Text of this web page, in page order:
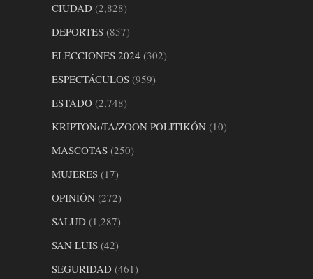
CIUDAD (2,828)
DEPORTES (857)
ELECCIONES 2024 (302)
ESPECTÁCULOS (959)
ESTADO (2,748)
KRIPTONoTA/ZOON POLITIKÓN (10)
MASCOTAS (250)
MUJERES (17)
OPINIÓN (272)
SALUD (1,287)
SAN LUIS (42)
SEGURIDAD (461)